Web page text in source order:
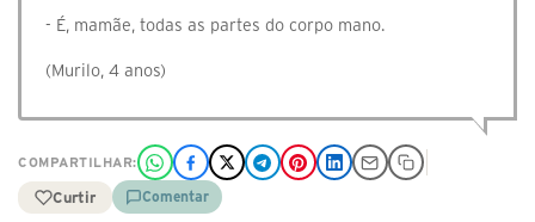
- É, mamãe, todas as partes do corpo mano.
(Murilo, 4 anos)
COMPARTILHAR:
Curtir Comentar